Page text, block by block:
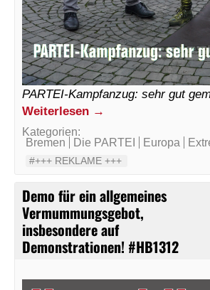
PARTEI-Kampfanzug: sehr gut
Weiterlesen →
Kategorien:
Bremen
Die PARTEI Europa
#+++ REKLAME +++
Demo für ein allgemeines
Vermummungsgebot,
insbesondere auf
Demonstrationen! #HB1312